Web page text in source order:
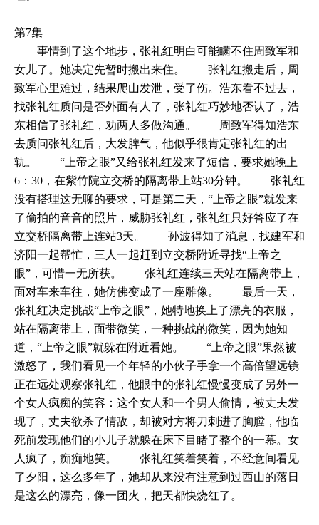
第7集
事情到了这个地步，张礼红明白可能瞒不住周致军和
女儿了。她决定先暂时搬出来住。 张礼红搬走后，周
致军心里难过，结果爬山发泄，受了伤。浩东看不过去，
找张礼红质问是否外面有人了，张礼红巧妙地否认了，浩
东相信了张礼红，劝两人多做沟通。 周致军得知浩东
去质问张礼红后，大发脾气，他似乎很肯定张礼红的出
轨。 “上帝之眼”又给张礼红发来了短信，要求她晚上
6：30，在紫竹院立交桥的隔离带上站30分钟。 张礼红
没有搭理这无聊的要求，可是第二天，“上帝之眼”就发来
了偷拍的音音的照片，威胁张礼红，张礼红只好答应了在
立交桥隔离带上连站3天。 孙波得知了消息，找建军和
济阳一起帮忙，三人一起赶到立交桥附近寻找“上帝之
眼”，可惜一无所获。 张礼红连续三天站在隔离带上，
面对车来车往，她仿佛变成了一座雕像。 最后一天，
张礼红决定挑战“上帝之眼”，她特地换上了漂亮的衣服，
站在隔离带上，面带微笑，一种挑战的微笑，因为她知
道，“上帝之眼”就躲在附近看她。 “上帝之眼”果然被
激怒了，我们看见一个年轻的小伙子手拿一个高倍望远镜
正在远处观察张礼红，他眼中的张礼红慢慢变成了另外一
个女人疯痴的笑容：这个女人和一个男人偷情，被丈夫发
现了，丈夫欲杀了情敌，却被对方将刀刺进了胸膛，他临
死前发现他们的小儿子就躲在床下目睹了整个的一幕。女
人疯了，痴痴地笑。 张礼红笑着笑着，不经意间看见
了夕阳，这么多年了，她却从来没有注意到过西山的落日
是这么的漂亮，像一团火，把天都快烧红了。